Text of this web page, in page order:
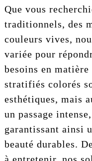
Que vous
traditionnels, des
couleurs vives,
variée pour
besoins en
stratifiés colorés
esthétiques, mais
un passage
garantissant ainsi
beauté durables.